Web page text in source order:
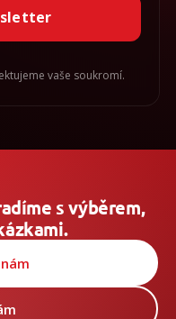
vaše soukromí.
s výběrem,